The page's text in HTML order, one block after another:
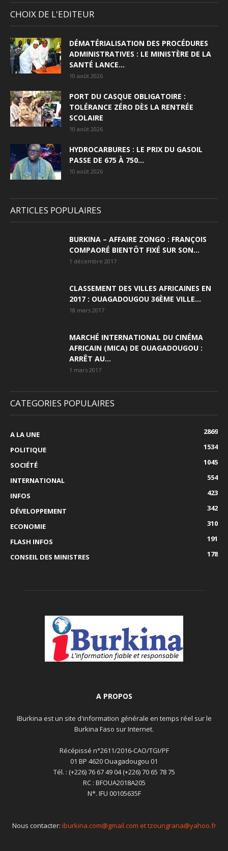
CHOIX DE L'EDITEUR
DÉMATÉRIALISATION DES PROCÉDURES
ADMINISTRATIVES : LE MINISTÈRE DE LA
SANTÉ LANCE...
10 août 2026
PORT DU CASQUE OBLIGATOIRE :
TOLÉRANCE ZÉRO DÈS LA RENTRÉE
SCOLAIRE
10 août 2026
HYDROCARBURES : LE PRIX DU GASOIL
PASSE DE 675 À 750...
10 août 2026
ARTICLES POPULAIRES
BURKINA – AFFAIRE ZONGO : FRANÇOIS
COMPAORÉ BIENTÔT FIXÉ SUR SON...
1 décembre 2017
CLASSEMENT DES VILLES AFRICAINES EN
2017 : OUAGADOUGOU 36ÈME VILLE...
18 mars 2017
MARCHÉ INTERNATIONAL DU CINÉMA
AFRICAIN (MICA) DE OUAGADOUGOU :
ARRÊT AU...
1 mars 2017
CATEGORIES POPULAIRES
A LA UNE
2869
POLITIQUE
1534
SOCIÉTÉ
1045
INTERNATIONAL
554
INFOS
423
DÉVELOPPEMENT
342
ECONOMIE
310
FLASH INFOS
191
CONSEIL DES MINISTRES
178
A PROPOS
IBurkina est un site d'information générale en temps réel sur le
Burkina Faso sur Internet.
Récépissé n°2611/2016-CAO/TGI/PF
01 BP 4620 Ouagadougou 01
Tél. : (+226) 76 67 49 04 (+226) 70 65 78 75
RC : BFOUA2018A205
N*. IFU 00105635F
Nous contacter: iburkina.com@gmail.com et tzoungrana@yahoo.fr